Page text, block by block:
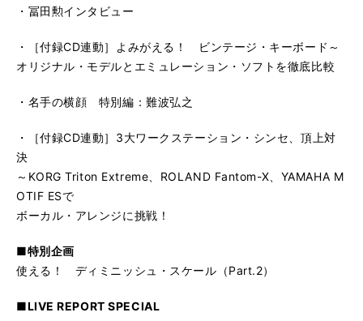
・冨田勲インタビュー
・［付録CD連動］よみがえる！ ビンテージ・キーボード～
オリジナル・モデルとエミュレーション・ソフトを徹底比較
・名手の横顔 特別編：難波弘之
・［付録CD連動］3大ワークステーション・シンセ、頂上対
決
～KORG Triton Extreme、ROLAND Fantom-X、YAMAHA M
OTIF ESで
ボーカル・アレンジに挑戦！
■特別企画
使える！ ディミニッシュ・スケール（Part.2）
■LIVE REPORT SPECIAL